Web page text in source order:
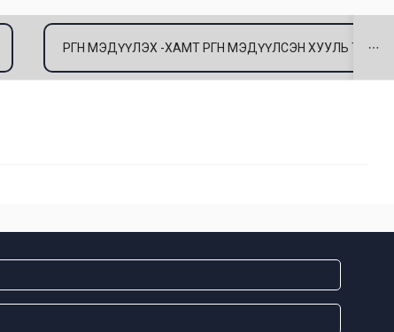
ӨРГӨН МЭДҮҮЛЭХ -ХАМТ ӨРГӨН МЭДҮҮЛСЭН ХУУЛЬ